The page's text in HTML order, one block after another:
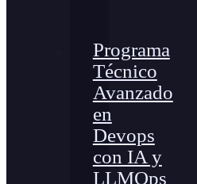
Programa
Técnico
Avanzado
en
Devops
con IA y
LLMOps